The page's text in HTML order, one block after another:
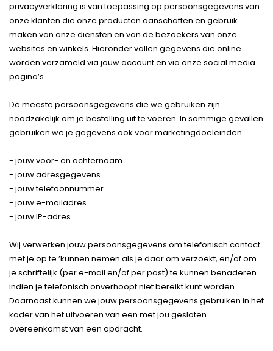
privacyverklaring is van toepassing op persoonsgegevens van
onze klanten die onze producten aanschaffen en gebruik
maken van onze diensten en van de bezoekers van onze
websites en winkels. Hieronder vallen gegevens die online
worden verzameld via jouw account en via onze social media
pagina’s.
De meeste persoonsgegevens die we gebruiken zijn
noodzakelijk om je bestelling uit te voeren. In sommige gevallen
gebruiken we je gegevens ook voor marketingdoeleinden.
- jouw voor- en achternaam
- jouw adresgegevens
- jouw telefoonnummer
- jouw e-mailadres
- jouw IP-adres
Wij verwerken jouw persoonsgegevens om telefonisch contact
met je op te ’kunnen nemen als je daar om verzoekt, en/of om
je schriftelijk (per e-mail en/of per post) te kunnen benaderen
indien je telefonisch onverhoopt niet bereikt kunt worden.
Daarnaast kunnen we jouw persoonsgegevens gebruiken in het
kader van het uitvoeren van een met jou gesloten
overeenkomst van een opdracht.